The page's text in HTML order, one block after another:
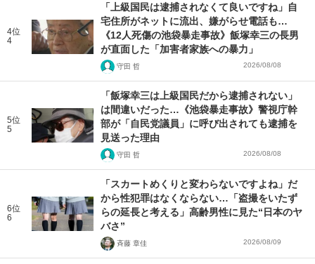
4位
4
「上級国民は逮捕されなくて良いですね」自
宅住所がネットに流出、嫌がらせ電話も…
《12人死傷の池袋暴走事故》飯塚幸三の長男
が直面した「加害者家族への暴力」
守田 哲 2026/08/08
5位
5
「飯塚幸三は上級国民だから逮捕されない」
は間違いだった…《池袋暴走事故》警視庁幹
部が「自民党議員」に呼び出されても逮捕を
見送った理由
守田 哲 2026/08/08
6位
6
「スカートめくりと変わらないですよね」だ
から性犯罪はなくならない…「盗撮をいたず
らの延長と考える」高齢男性に見た“日本のヤ
バさ”
斉藤 章佳 2026/08/09